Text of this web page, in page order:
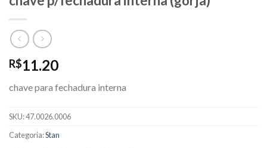
R$11.20
chave para fechadura interna
SKU:47.0026.0006
Categoria:Stan